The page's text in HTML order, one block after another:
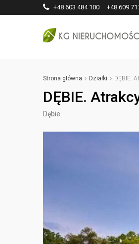
+48 603 484 100 +48 609
Strona główna Działki DĘBIE.
DĘBIE.
Dębie